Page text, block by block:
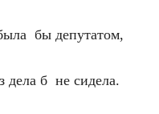
бы депутатом,
дела б не сидела.